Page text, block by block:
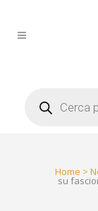
search
Home >
su